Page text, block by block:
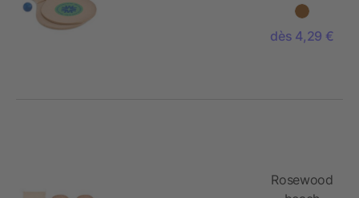
dès 4,29 €
Rosewood